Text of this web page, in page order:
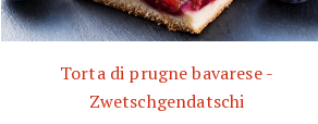
Torta di prugne bavarese -
Zwetschgendatschi